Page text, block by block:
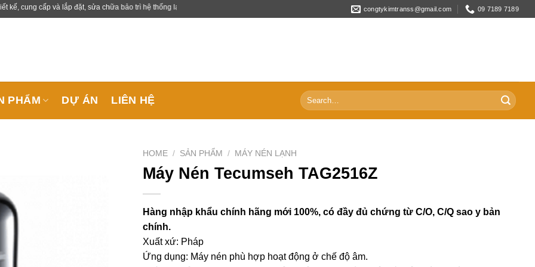
và lắp đặt, sửa chữa bảo trì hệ thống lạnh công nghiệp. congtykimtranss@gmail.com 09 7189 7189
PHẨM DỰ ÁN LIÊN HỆ
Search
for:
HOME / SẢN PHẨM / MÁY NÉN LẠNH
Máy Nén Tecumseh TAG2516Z
Hàng nhập khẩu chính hãng mới 100%, có đầy đủ chứng từ C/O, C/Q sao y bản
chính.
Xuất xứ: Pháp
Ứng dụng: Máy nén phù hợp hoạt động ở chế độ âm.